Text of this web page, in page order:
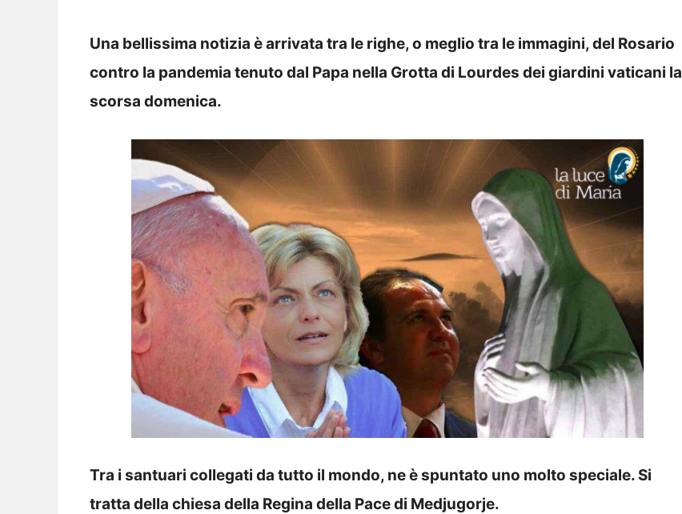
Una bellissima notizia è arrivata tra le righe, o meglio tra le immagini, del Rosario
contro la pandemia tenuto dal Papa nella Grotta di Lourdes dei giardini vaticani la
scorsa domenica.
Tra i santuari collegati da tutto il mondo, ne è spuntato uno molto speciale. Si
tratta della chiesa della Regina della Pace di Medjugorje.